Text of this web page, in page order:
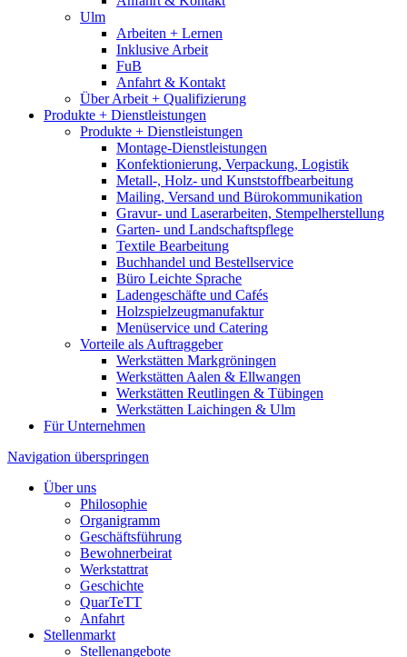
Ulm
Arbeiten + Lernen
Inklusive Arbeit
FuB
Anfahrt & Kontakt
Über Arbeit + Qualifizierung
Produkte + Dienstleistungen
Produkte + Dienstleistungen
Montage-Dienstleistungen
Konfektionierung, Verpackung, Logistik
Metall-, Holz- und Kunststoffbearbeitung
Mailing, Versand und Bürokommunikation
Gravur- und Laserarbeiten, Stempelherstellung
Garten- und Landschaftspflege
Textile Bearbeitung
Buchhandel und Bestellservice
Büro Leichte Sprache
Ladengeschäfte und Cafés
Holzspielzeugmanufaktur
Menüservice und Catering
Vorteile als Auftraggeber
Werkstätten Markgröningen
Werkstätten Aalen & Ellwangen
Werkstätten Reutlingen & Tübingen
Werkstätten Laichingen & Ulm
Für Unternehmen
Navigation überspringen
Über uns
Philosophie
Organigramm
Geschäftsführung
Bewohnerbeirat
Werkstattrat
Geschichte
QuarTeTT
Anfahrt
Stellenmarkt
Stellenangebote